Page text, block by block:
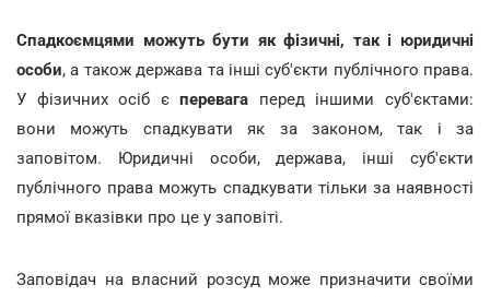
Спадкоємцями можуть бути як фізичні, так і юридичні
особи, а також держава та інші суб'єкти публічного права.
У фізичних осіб єперевага перед іншими суб'єктами:
вони можуть спадкувати як за законом, так і за
заповітом. Юридичні особи, держава, інші суб'єкти
публічного права можуть спадкувати тільки за наявності
прямої вказівки про це у заповіті.
Заповідач на власний розсуд може призначити своїми